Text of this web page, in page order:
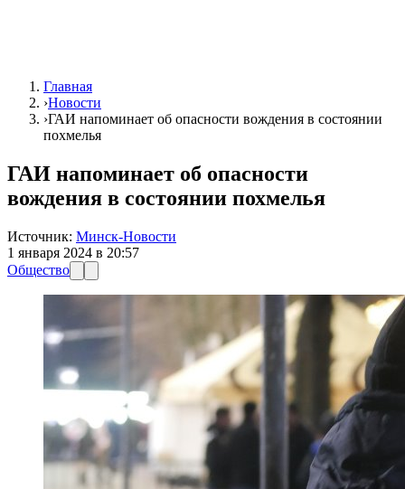
Главная
›Новости
›ГАИ напоминает об опасности вождения в состоянии
похмелья
ГАИ напоминает об опасности
вождения в состоянии похмелья
Источник: Минск-Новости
1 января 2024 в 20:57
Общество